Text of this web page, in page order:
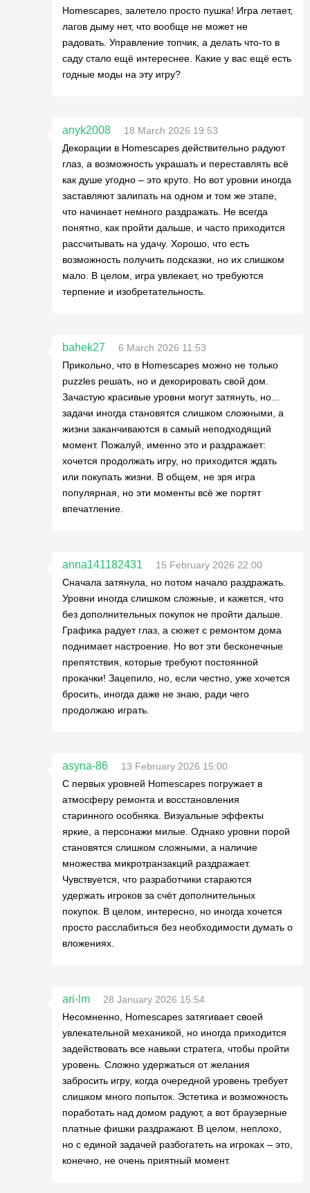
Homescapes, залетело просто пушка! Игра летает,
лагов дыму нет, что вообще не может не
радовать. Управление топчик, а делать что-то в
саду стало ещё интереснее. Какие у вас ещё есть
годные моды на эту игру?
anyk2008
18 March 2026 19:53
Декорации в Homescapes действительно радуют
глаз, а возможность украшать и переставлять всё
как душе угодно – это круто. Но вот уровни иногда
заставляют залипать на одном и том же этапе,
что начинает немного раздражать. Не всегда
понятно, как пройти дальше, и часто приходится
рассчитывать на удачу. Хорошо, что есть
возможность получить подсказки, но их слишком
мало. В целом, игра увлекает, но требуются
терпение и изобретательность.
bahek27
6 March 2026 11:53
Прикольно, что в Homescapes можно не только
puzzles решать, но и декорировать свой дом.
Зачастую красивые уровни могут затянуть, но...
задачи иногда становятся слишком сложными, а
жизни заканчиваются в самый неподходящий
момент. Пожалуй, именно это и раздражает:
хочется продолжать игру, но приходится ждать
или покупать жизни. В общем, не зря игра
популярная, но эти моменты всё же портят
впечатление.
anna141182431
15 February 2026 22:00
Сначала затянула, но потом начало раздражать.
Уровни иногда слишком сложные, и кажется, что
без дополнительных покупок не пройти дальше.
Графика радует глаз, а сюжет с ремонтом дома
поднимает настроение. Но вот эти бесконечные
препятствия, которые требуют постоянной
прокачки! Зацепило, но, если честно, уже хочется
бросить, иногда даже не знаю, ради чего
продолжаю играть.
asyna-86
13 February 2026 15:00
С первых уровней Homescapes погружает в
атмосферу ремонта и восстановления
старинного особняка. Визуальные эффекты
яркие, а персонажи милые. Однако уровни порой
становятся слишком сложными, а наличие
множества микротранзакций раздражает.
Чувствуется, что разработчики стараются
удержать игроков за счёт дополнительных
покупок. В целом, интересно, но иногда хочется
просто расслабиться без необходимости думать о
вложениях.
ari-lm
28 January 2026 15:54
Несомненно, Homescapes затягивает своей
увлекательной механикой, но иногда приходится
задействовать все навыки стратега, чтобы пройти
уровень. Сложно удержаться от желания
забросить игру, когда очередной уровень требует
слишком много попыток. Эстетика и возможность
поработать над домом радуют, а вот браузерные
платные фишки раздражают. В целом, неплохо,
но с единой задачей разбогатеть на игроках – это,
конечно, не очень приятный момент.